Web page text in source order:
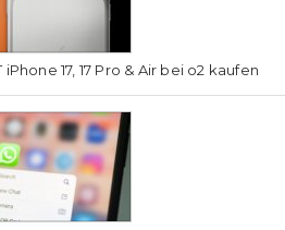
iPhone 17, 17 Pro & Air bei o2 kaufen